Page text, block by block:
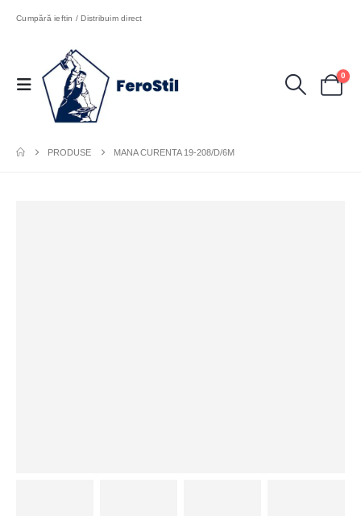
Cumpără ieftin / Distribuim direct
0
PRODUSE MANA CURENTA 19-208/D/6M